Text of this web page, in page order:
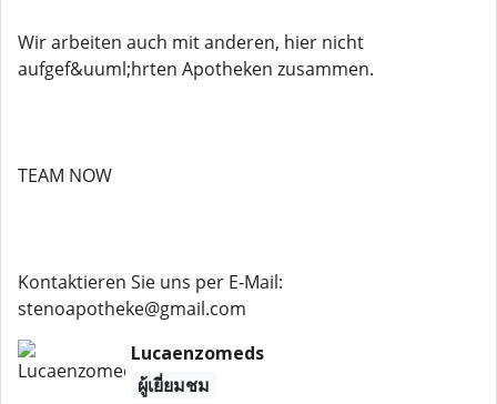
Wir arbeiten auch mit anderen, hier nicht
aufgef&uuml;hrten Apotheken zusammen.
TEAM NOW
Kontaktieren Sie uns per E-Mail:
stenoapotheke@gmail.com
Lucaenzomeds
ผู้เยี่ยมชม